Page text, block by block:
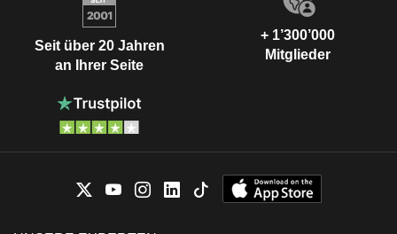
Seit über 20 Jahren
an Ihrer Seite
+ 1’300’000
Mitglieder